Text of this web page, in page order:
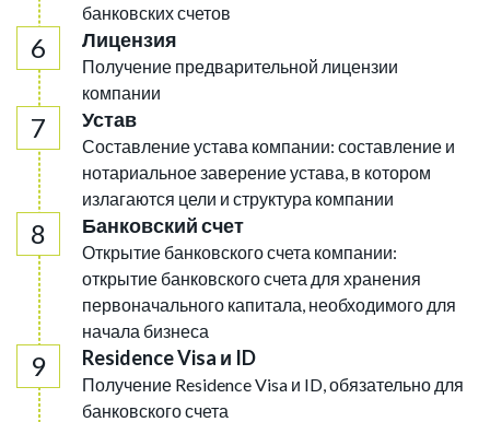
банковских счетов
Лицензия
Получение предварительной лицензии
компании
Устав
Составление устава компании: составление и
нотариальное заверение устава, в котором
излагаются цели и структура компании
Банковский счет
Открытие банковского счета компании:
открытие банковского счета для хранения
первоначального капитала, необходимого для
начала бизнеса
Residence Visa и ID
Получение Residence Visa и ID, обязательно для
банковского счета